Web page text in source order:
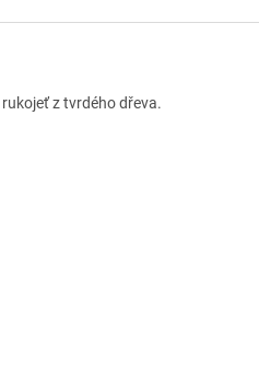
z tvrdého dřeva.